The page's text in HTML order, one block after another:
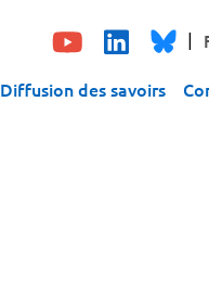
Diffusion des savoirs